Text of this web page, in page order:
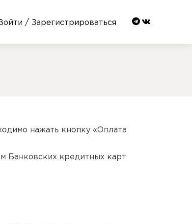
/ Зарегистрироваться
нажать кнопку «Оплата
Банковских кредитных карт